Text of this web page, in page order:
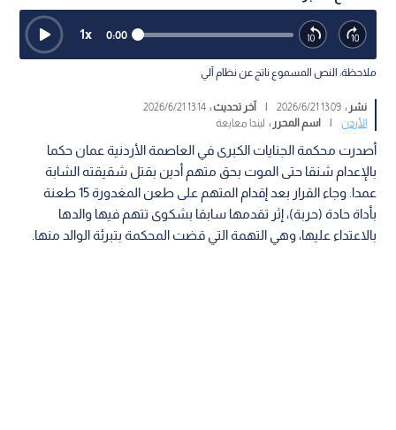
0:00
1x
ملاحظة: النص المسموع ناتج عن نظام آلي
نشر :13:09 2026/6/21 آخر تحديث :13:14 2026/6/21
الأردن
اسم المحرر : ليندا معايعة
أصدرت محكمة الجنايات الكبرى في العاصمة الأردنية عمان حكما
بالإعدام شنقا حتى الموت بحق متهم أدين بقتل شقيقته الشابة
عمدا. وجاء القرار بعد إقدام المتهم على طعن المغدورة 15 طعنة
بأداة حادة (حربة)، إثر تقدمها سابقا بشكوى تتهم فيها والدها
بالاعتداء عليها، وهي التهمة التي قضت المحكمة بتبرئة الوالد منها.